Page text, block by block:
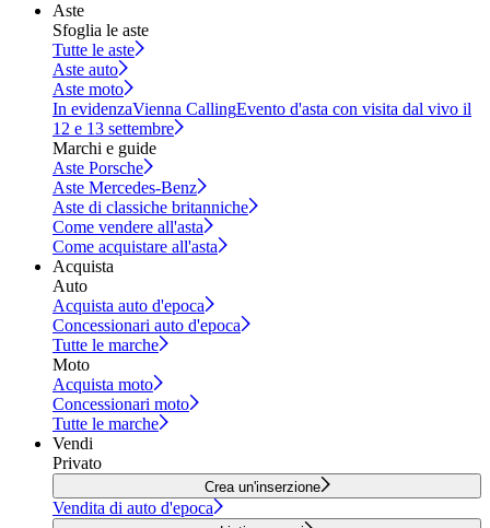
Aste
Sfoglia le aste
Tutte le aste
Aste auto
Aste moto
In evidenzaVienna CallingEvento d'asta con visita dal vivo il
12 e 13 settembre
Marchi e guide
Aste Porsche
Aste Mercedes-Benz
Aste di classiche britanniche
Come vendere all'asta
Come acquistare all'asta
Acquista
Auto
Acquista auto d'epoca
Concessionari auto d'epoca
Tutte le marche
Moto
Acquista moto
Concessionari moto
Tutte le marche
Vendi
Privato
Crea un'inserzione
Vendita di auto d'epoca